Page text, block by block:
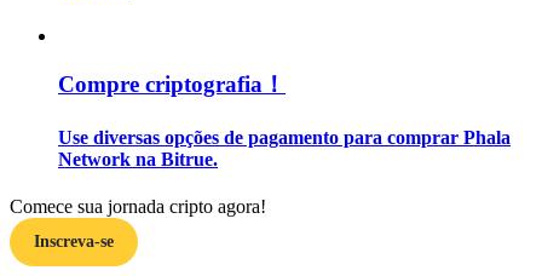
Estratégias de negociação
Compre criptografia！
Use diversas opções de pagamento para comprar Phala
Network na Bitrue.
Comece sua jornada cripto agora!
Inscreva-se